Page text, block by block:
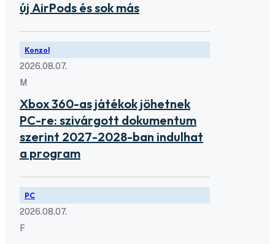
új AirPods és sok más
Konzol
2026.08.07.
M
Xbox 360-as játékok jöhetnek
PC-re: szivárgott dokumentum
szerint 2027-2028-ban indulhat
a program
PC
2026.08.07.
F